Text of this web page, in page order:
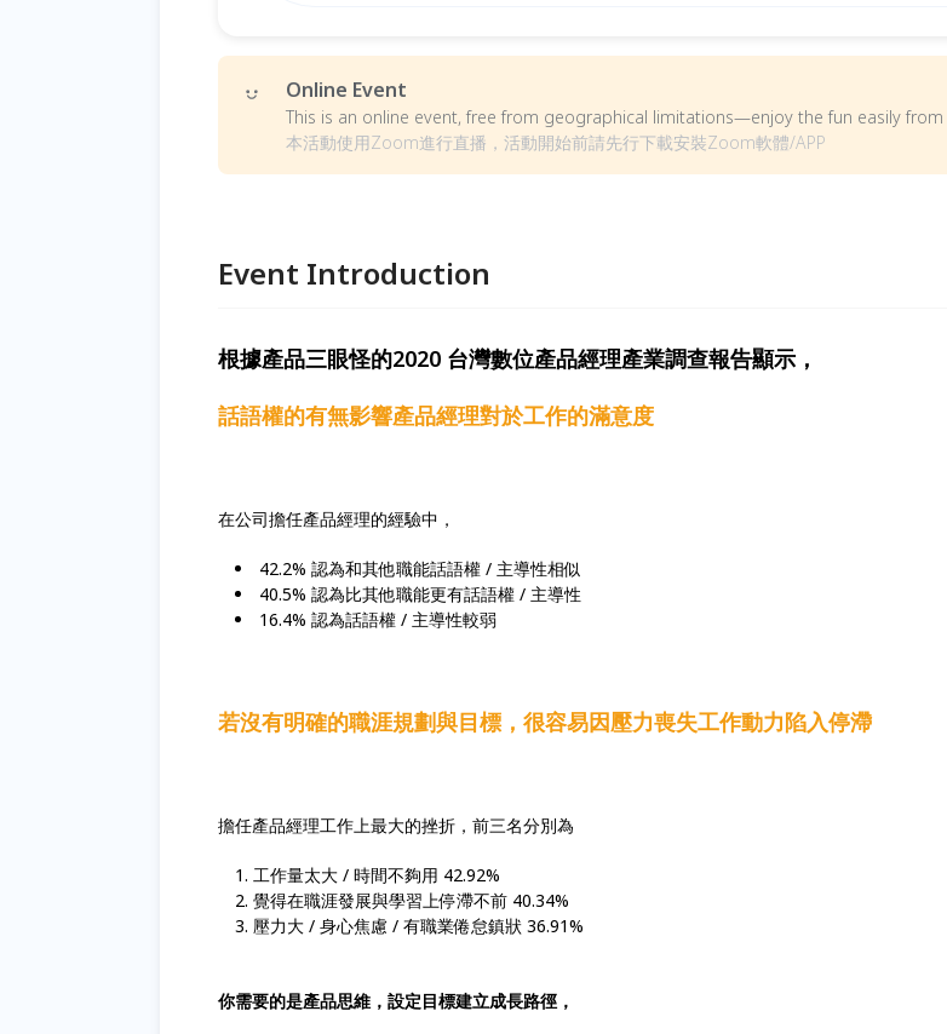
Online Event
This is an online event, free from geographical limitations—enjoy the fun easily from
本活動使用Zoom進行直播，活動開始前請先行下載安裝Zoom軟體/APP
Event Introduction
根據產品三眼怪的2020 台灣數位產品經理產業調查報告顯示，
話語權的有無影響產品經理對於工作的滿意度
在公司擔任產品經理的經驗中，
42.2% 認為和其他職能話語權 / 主導性相似
40.5% 認為比其他職能更有話語權 / 主導性
16.4% 認為話語權 / 主導性較弱
若沒有明確的職涯規劃與目標，很容易因壓力喪失工作動力陷入停滯
擔任產品經理工作上最大的挫折，前三名分別為
工作量太大 / 時間不夠用 42.92%
覺得在職涯發展與學習上停滯不前 40.34%
壓力大 / 身心焦慮 / 有職業倦怠鎮狀 36.91%
你需要的是產品思維，設定目標建立成長路徑，